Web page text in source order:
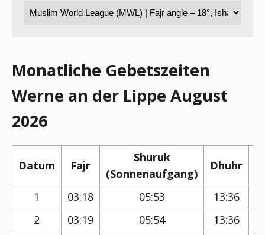
Monatliche Gebetszeiten
Werne an der Lippe August
2026
Datum Fajr
Shuruk
(Sonnenaufgang)
Dhuhr
1
03:18 05:53 13:36
2
03:19 05:54 13:36